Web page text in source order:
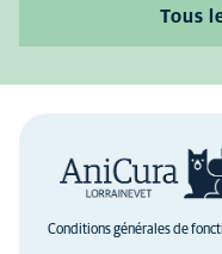
Tous
Conditions générales de